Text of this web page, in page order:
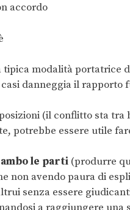
accordo
modalità portatrice
danneggia il rapporto
(il conflitto sta tra
potrebbe essere utile
le parti (produrre
non avendo paura di
senza essere